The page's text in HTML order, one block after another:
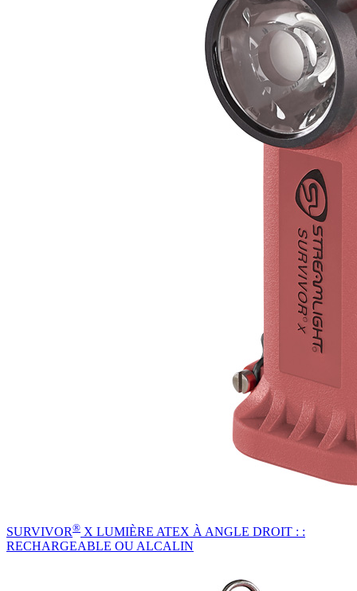
SURVIVOR® X LUMIÈRE ATEX À ANGLE DROIT : :
RECHARGEABLE OU ALCALIN